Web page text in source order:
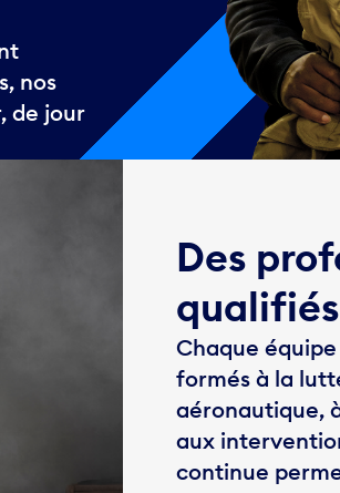
nos
de jour
Des
qualifiés
Chaque
formés à la
aéronautique,
aux
continue